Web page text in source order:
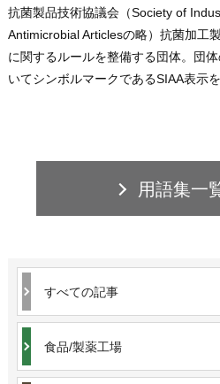
抗菌製品技術協議会（Society of
Antimicrobial Articlesの略）抗菌加工
に関するルールを整備する団体。団
いてシンボルマークであるSIAA表示を
用語集一
すべての記事
食品/製薬工場